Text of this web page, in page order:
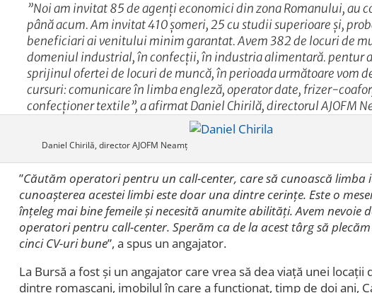
”Noi am invitat 85 de agenți economici din zona Romanului, au
până acum. Am invitat 410 șomeri, 25 cu studii superioare și,
beneficiari ai venitului minim garantat. Avem 382 de locuri de
domeniul industrial, în confecții, în industria alimentară. pentur
sprijinul ofertei de locuri de muncă, în perioada următoare vom
cursuri: comunicare în limba engleză, operator date, frizer-
confecționer textile”, a afirmat Daniel Chirilă, directorul AJOFM
Daniel Chirilă, director AJOFM Neamț
”Căutăm operatori pentru un call-center, care să cunoască limba
cunoașterea acestei limbi este doar una dintre cerințe. Este o
înțeleg mai bine femeile și necesită anumite abilități. Avem nevoie
operatori pentru call-center. Sperăm ca de la acest târg să
cinci CV-uri bune”, a spus un angajator.
La Bursă a fost și un angajator care vrea să dea viață unei locații
dintre romașcani, imobilul în care a funcționat, timp de doi ani,